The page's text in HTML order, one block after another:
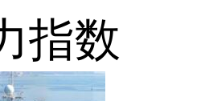
指数